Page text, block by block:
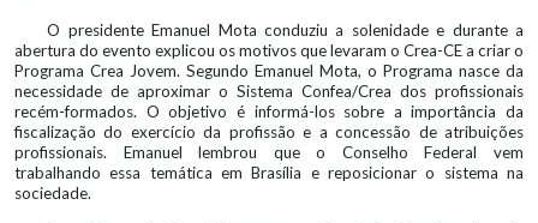
O presidente Emanuel Mota conduziu a solenidade e durante a
abertura do evento explicou os motivos que levaram o Crea-CE a criar o
Programa Crea Jovem. Segundo Emanuel Mota, o Programa nasce da
necessidade de aproximar o Sistema Confea/Crea dos profissionais
recém-formados. O objetivo é informá-los sobre a importância da
fiscalização do exercício da profissão e a concessão de atribuições
profissionais. Emanuel lembrou que o Conselho Federal vem
trabalhando essa temática em Brasília e reposicionar o sistema na
sociedade.